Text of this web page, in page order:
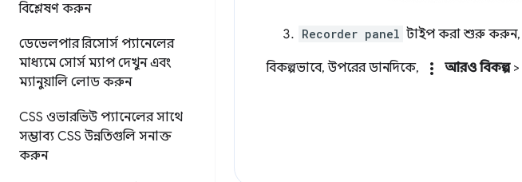
বিশ্লেষণ করুন
ডেভেলপার রিসোর্স প্যানেলের
মাধ্যমে সোর্স ম্যাপ দেখুন এবং
ম্যানুয়ালি লোড করুন
CSS ওভারভিউ প্যানেলের সাথে
সম্ভাব্য CSS উন্নতিগুলি সনাক্ত
করুন
Recorder panel টাইপ করা শুরু করুন,
বিকল্পভাবে, উপরের ডানদিকে, more_vert আরও বিকল্প>